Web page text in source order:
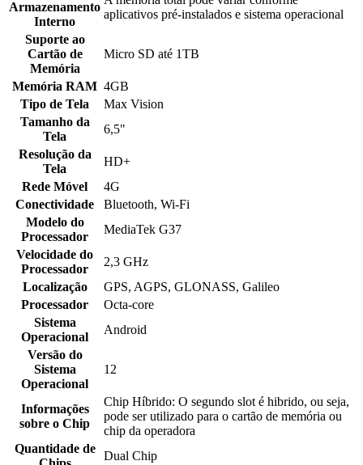
Armazenamento
Interno
aplicativos pré-instalados e sistema operacional
Suporte ao
Cartão de
Memória
Micro SD até 1TB
Memória RAM 4GB
Tipo de Tela
Max Vision
Tamanho da
Tela
6,5"
Resolução da
Tela
HD+
Rede Móvel
4G
Conectividade
Bluetooth, Wi-Fi
Modelo do
Processador
MediaTek G37
Velocidade do
Processador
2,3 GHz
Localização
GPS, AGPS, GLONASS, Galileo
Processador
Octa-core
Sistema
Operacional
Android
Versão do
Sistema
Operacional
12
Informações
sobre o Chip
Chip Híbrido: O segundo slot é hibrido, ou seja,
pode ser utilizado para o cartão de memória ou
chip da operadora
Quantidade de
Dual Chip